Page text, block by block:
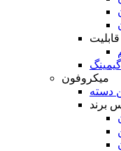
میکروفون
دسته
برند